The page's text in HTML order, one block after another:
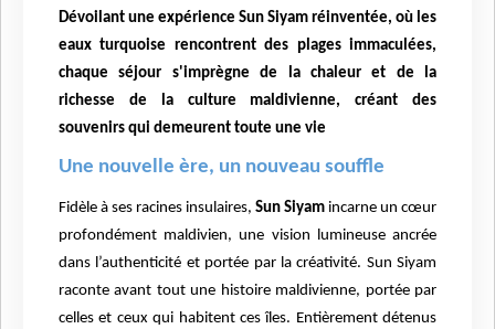
Dévoilant une expérience Sun Siyam réinventée, où les
eaux turquoise rencontrent des plages immaculées,
chaque séjour s'imprègne de la chaleur et de la
richesse de la culture maldivienne, créant des
souvenirs qui demeurent toute une vie
Une nouvelle ère, un nouveau souffle
Fidèle à ses racines insulaires, Sun Siyam incarne un cœur
profondément maldivien, une vision lumineuse ancrée
dans l’authenticité et portée par la créativité. Sun Siyam
raconte avant tout une histoire maldivienne, portée par
celles et ceux qui habitent ces îles. Entièrement détenus